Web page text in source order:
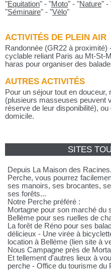
"Equitation" - "Moto" - "Nature" -
"Séminaire" - "Vélo"
ACTIVITÉS DE PLEIN AIR
Randonnée (GR22 à
cyclable reliant Paris au Mt-St-
haras pour organiser des
AUTRES ACTIVITÉS
Pour un séjour tout en
(plusieurs masseuses peuvent
réserve de leur disponibilité),
domicile.
SITES
Depuis La Maison des
Perche, vous pourrez
ses manoirs, ses brocantes,
ses forêts...
Notre Perche préféré :
Mortagne pour son marché du
Bellème pour ses ruelles de
La forêt de Réno pour ses
délicieux - Une virée à
location à Bellème (lien site à
Nous Campagne près de
Et tellement d'autres lieux à
perche - Office du tourisme du